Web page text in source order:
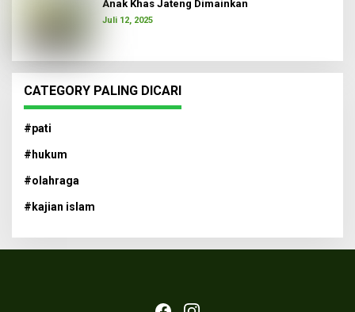
Anak Khas Jateng Dimainkan
Juli 12, 2025
CATEGORY PALING DICARI
#pati
#hukum
#olahraga
#kajian islam